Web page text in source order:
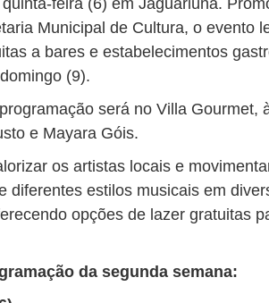
Municipal de Cultura, o evento
a bares e estabelecimentos
(9).
será no Villa Gourmet,
e Mayara Góis.
os artistas locais e
diferentes estilos musicais em
opções de lazer gratuitas
da segunda semana: